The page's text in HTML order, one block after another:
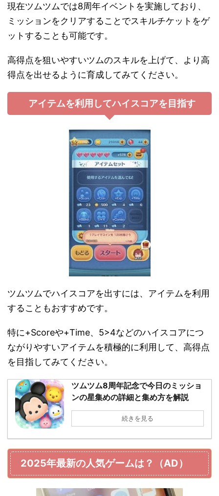
現在ツムツムでは8周年イベントを実施しており、
ミッションをクリアすることでスキルチケットをゲ
ットすることも可能です。
高得点を狙いやすいツムのスキルを上げて、より高
得点を出せるように育成してみてください。
アイテムを利用してハイスコアを目指す
ツムツムでハイスコアを出すには、アイテムを利用
することもおすすめです。
特に+Scoreや+Time、5>4などのハイスコアにつ
ながりやすいアイテムを積極的に利用して、高得点
を目指してみてください。
ツムツム8周年記念で今日のミッショ
ンの星集めの詳細と集め方を解説
続きを見る
2025年最新の人気ゲームは？（AD）